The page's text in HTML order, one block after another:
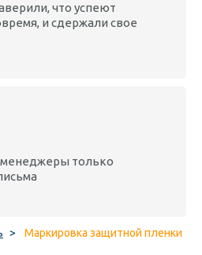
что успеют
и сдержали свое
только
> Маркировка защитной пленки